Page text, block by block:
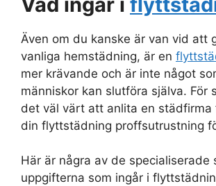
Även om du kanske är van vid att
vanliga hemstädning, är en
mer krävande och är inte något
människor kan slutföra själva. För
det väl värt att anlita en
din flyttstädning proffsutrustning
Här är några av de specialiserade
uppgifterna som ingår i